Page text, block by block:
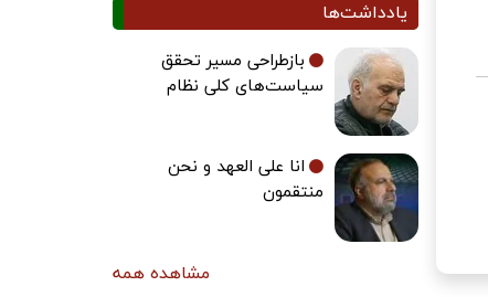
یادداشت‌ها
بازطراحی مسیر تحقق
سیاست‌های کلی نظام
انا علی العهد و نحن
منتقمون
مشاهده همه